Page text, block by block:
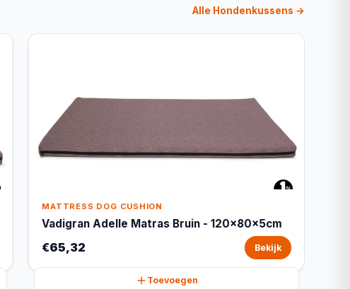
Alle Hondenkussens →
MATTRESS DOG CUSHION
Vadigran Adelle Matras Bruin - 120x80x5cm
€65,32 Bekijk
Toevoegen